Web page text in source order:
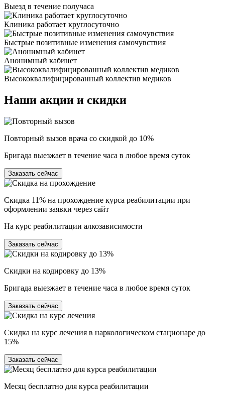
Выезд в течение получаса
Клиника работает круглосуточно
Быстрые позитивные изменения самочувствия
Анонимный кабинет
Высококвалифицированный коллектив медиков
Наши акции и скидки
Повторный вызов врача со скидкой до 10%
Бригада выезжает в течение часа в любое время суток
Заказать сейчас
Скидка 11% на прохождение курса реабилитации при
оформлении заявки через сайт
На курс реабилитации алкозависимости
Заказать сейчас
Скидки на кодировку до 13%
Бригада выезжает в течение часа в любое время суток
Заказать сейчас
Скидка на курс лечения в наркологическом стационаре до
15%
Заказать сейчас
Месяц бесплатно для курса реабилитации